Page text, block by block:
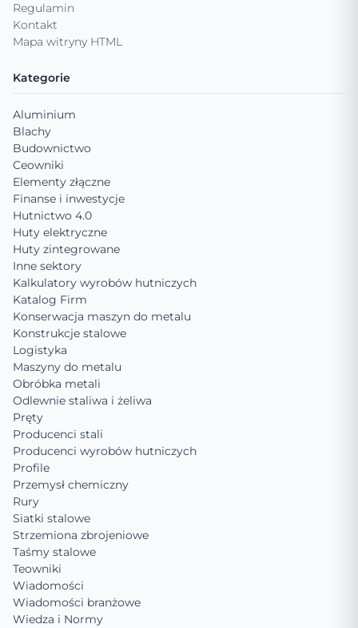
Regulamin
Kontakt
Mapa witryny HTML
Kategorie
Aluminium
Blachy
Budownictwo
Ceowniki
Elementy złączne
Finanse i inwestycje
Hutnictwo 4.0
Huty elektryczne
Huty zintegrowane
Inne sektory
Kalkulatory wyrobów hutniczych
Katalog Firm
Konserwacja maszyn do metalu
Konstrukcje stalowe
Logistyka
Maszyny do metalu
Obróbka metali
Odlewnie staliwa i żeliwa
Pręty
Producenci stali
Producenci wyrobów hutniczych
Profile
Przemysł chemiczny
Rury
Siatki stalowe
Strzemiona zbrojeniowe
Taśmy stalowe
Teowniki
Wiadomości
Wiadomości branżowe
Wiedza i Normy